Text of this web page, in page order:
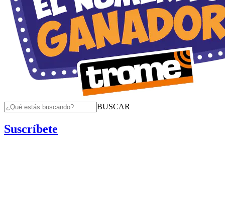
BUSCAR
Suscríbete